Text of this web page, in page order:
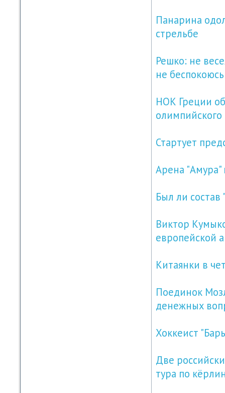
Панарина
стрельбе
Решко: не
не беспокоюсь
НОК Греции
олимпийского
Стартует
Арена
Был ли
Виктор
европейской
Китаянки в
Поединок
денежных
Хоккеист
Две
тура по